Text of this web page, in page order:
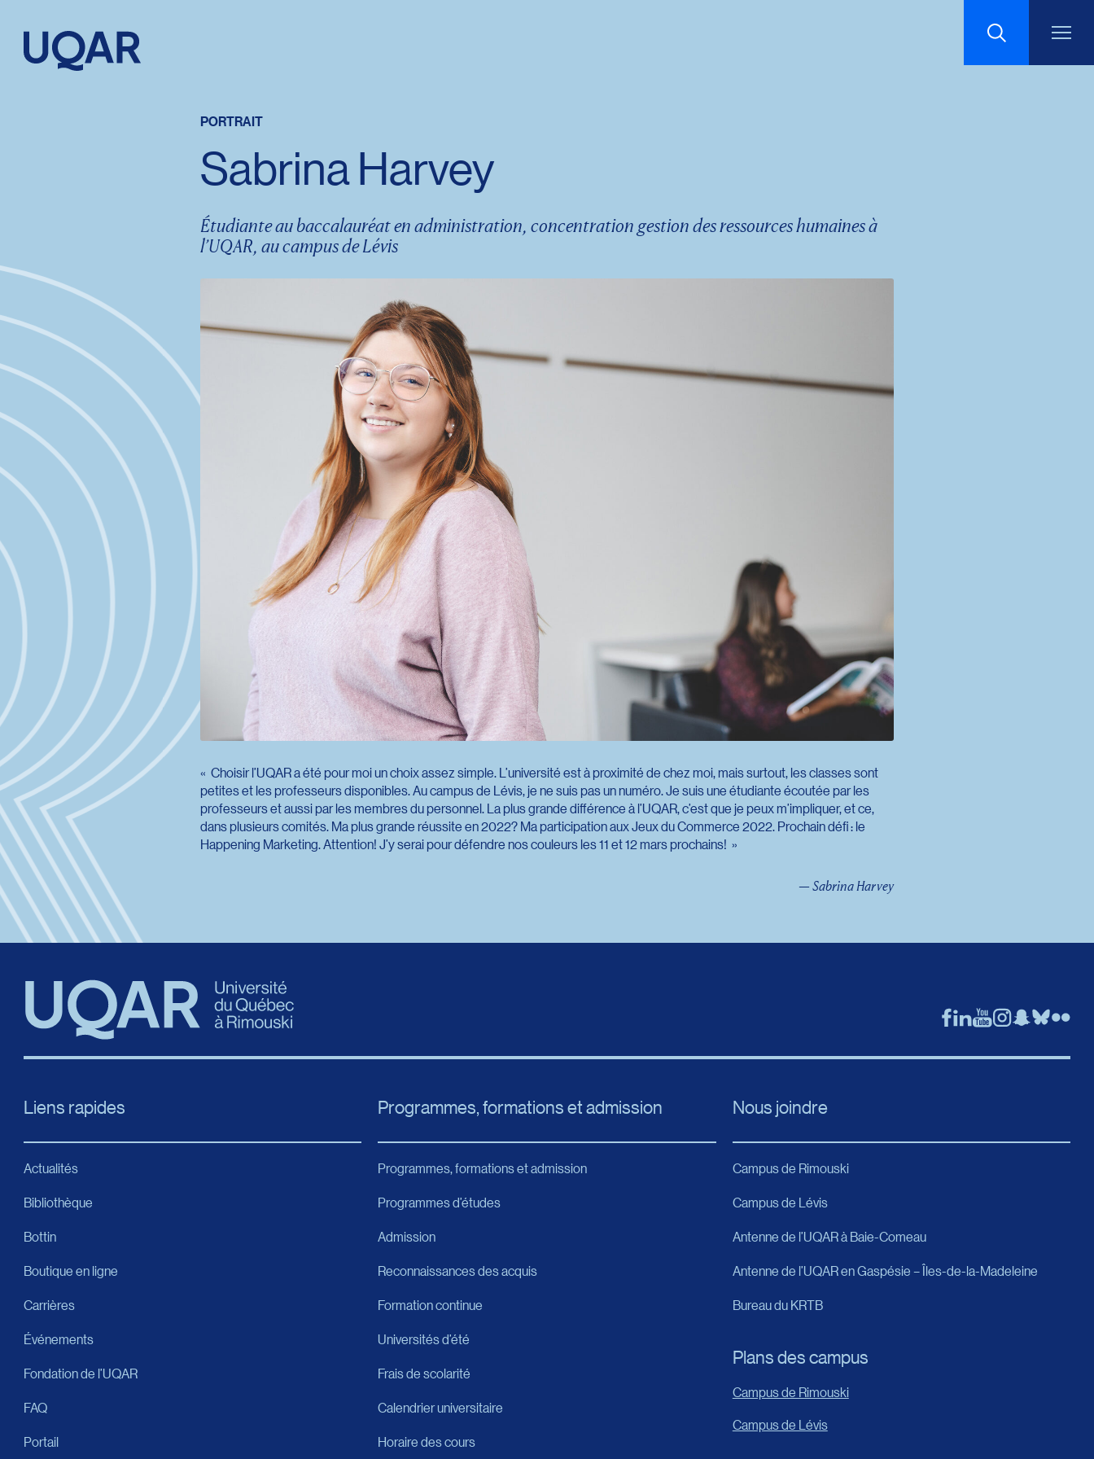
Taille du texte
Interlignage du texte
Réinitialiser les paramètres
PORTRAIT
Sabrina Harvey
Étudiante au baccalauréat en administration, concentration gestion des ressources humaines à
l’UQAR, au campus de Lévis
Choisir l’UQAR a été pour moi un choix assez simple. L’université est à proximité de chez moi, mais surtout, les classes sont
petites et les professeurs disponibles. Au campus de Lévis, je ne suis pas un numéro. Je suis une étudiante écoutée par les
professeurs et aussi par les membres du personnel. La plus grande différence à l’UQAR, c’est que je peux m’impliquer, et ce,
dans plusieurs comités. Ma plus grande réussite en 2022? Ma participation aux Jeux du Commerce 2022. Prochain défi : le
Happening Marketing. Attention! J’y serai pour défendre nos couleurs les 11 et 12 mars prochains!
— Sabrina Harvey
Liens rapides
Actualités
Bibliothèque
Bottin
Boutique en ligne
Carrières
Événements
Fondation de l’UQAR
FAQ
Portail
Programmes, formations et admission
Programmes, formations et admission
Programmes d’études
Admission
Reconnaissances des acquis
Formation continue
Universités d’été
Frais de scolarité
Calendrier universitaire
Horaire des cours
Nous joindre
Campus de Rimouski
Campus de Lévis
Antenne de l’UQAR à Baie-Comeau
Antenne de l’UQAR en Gaspésie – Îles-de-la-Madeleine
Bureau du KRTB
Plans des campus
Campus de Rimouski
Campus de Lévis